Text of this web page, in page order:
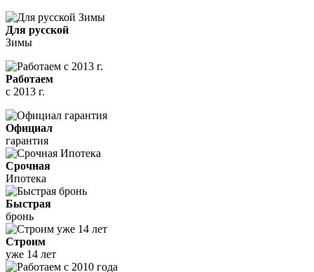
Для русской
Зимы
Работаем
с 2013 г.
Официал
гарантия
Срочная
Ипотека
Быстрая
бронь
Строим
уже 14 лет